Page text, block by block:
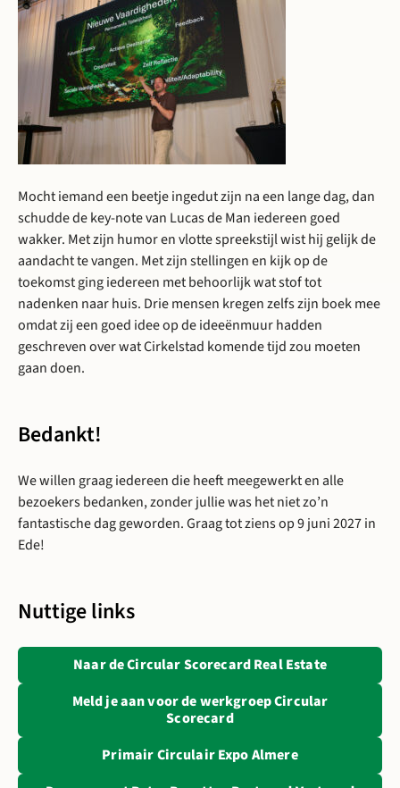
Mocht iemand een beetje ingedut zijn na een lange dag, dan
schudde de key-note van Lucas de Man iedereen goed
wakker. Met zijn humor en vlotte spreekstijl wist hij gelijk de
aandacht te vangen. Met zijn stellingen en kijk op de
toekomst ging iedereen met behoorlijk wat stof tot
nadenken naar huis. Drie mensen kregen zelfs zijn boek mee
omdat zij een goed idee op de ideeënmuur hadden
geschreven over wat Cirkelstad komende tijd zou moeten
gaan doen.
Bedankt!
We willen graag iedereen die heeft meegewerkt en alle
bezoekers bedanken, zonder jullie was het niet zo’n
fantastische dag geworden. Graag tot ziens op 9 juni 2027 in
Ede!
Nuttige links
Naar de Circular Scorecard Real EstateOpent in
Meld je aan voor de werkgroep Circular
ScorecardOpent in een nieuwe tab:
Primair Circulair Expo AlmereOpent in een